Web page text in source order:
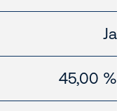
Ja
45,00 %